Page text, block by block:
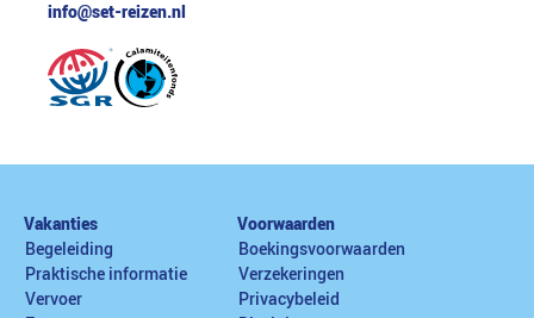
info@set-reizen.nl
Vakanties
Begeleiding
Praktische informatie
Vervoer
Voorwaarden
Boekingsvoorwaarden
Verzekeringen
Privacybeleid